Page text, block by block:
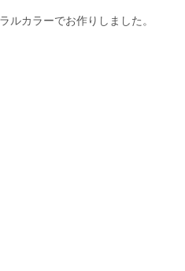
ルカラーでお作りしました。